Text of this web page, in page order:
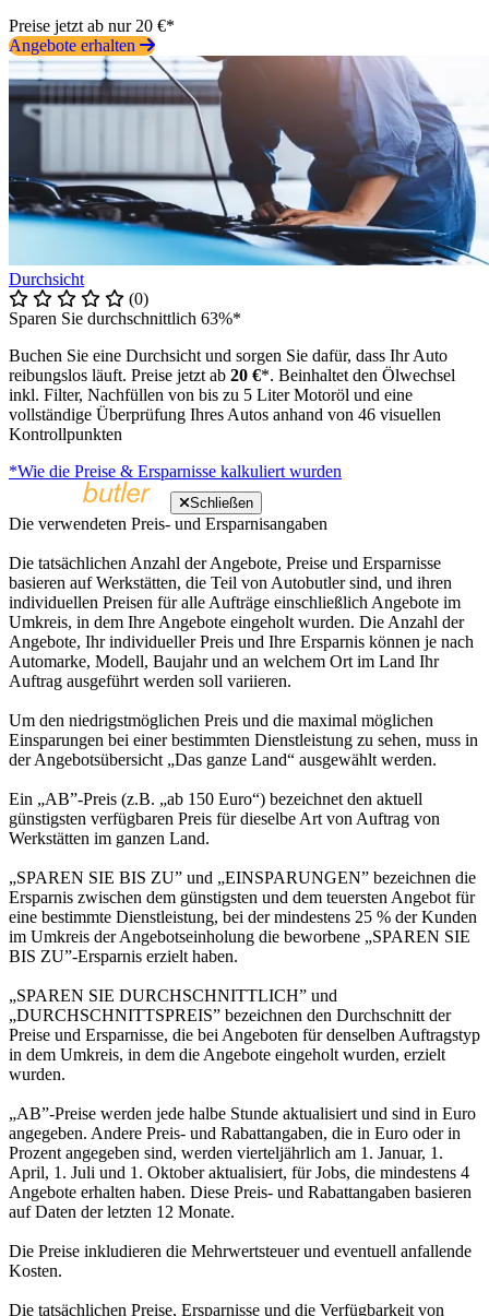
Preise jetzt ab nur 20 €*
Angebote erhalten
Durchsicht
(0)
Sparen Sie durchschnittlich 63%*
Buchen Sie eine Durchsicht und sorgen Sie dafür, dass Ihr Auto
reibungslos läuft. Preise jetzt ab 20 €*. Beinhaltet den Ölwechsel
inkl. Filter, Nachfüllen von bis zu 5 Liter Motoröl und eine
vollständige Überprüfung Ihres Autos anhand von 46 visuellen
Kontrollpunkten
*Wie die Preise & Ersparnisse kalkuliert wurden
Schließen
Die verwendeten Preis- und Ersparnisangaben
Die tatsächlichen Anzahl der Angebote, Preise und Ersparnisse
basieren auf Werkstätten, die Teil von Autobutler sind, und ihren
individuellen Preisen für alle Aufträge einschließlich Angebote im
Umkreis, in dem Ihre Angebote eingeholt wurden. Die Anzahl der
Angebote, Ihr individueller Preis und Ihre Ersparnis können je nach
Automarke, Modell, Baujahr und an welchem Ort im Land Ihr
Auftrag ausgeführt werden soll variieren.
Um den niedrigstmöglichen Preis und die maximal möglichen
Einsparungen bei einer bestimmten Dienstleistung zu sehen, muss in
der Angebotsübersicht „Das ganze Land“ ausgewählt werden.
Ein „AB”-Preis (z.B. „ab 150 Euro“) bezeichnet den aktuell
günstigsten verfügbaren Preis für dieselbe Art von Auftrag von
Werkstätten im ganzen Land.
„SPAREN SIE BIS ZU” und „EINSPARUNGEN” bezeichnen die
Ersparnis zwischen dem günstigsten und dem teuersten Angebot für
eine bestimmte Dienstleistung, bei der mindestens 25 % der Kunden
im Umkreis der Angebotseinholung die beworbene „SPAREN SIE
BIS ZU”-Ersparnis erzielt haben.
„SPAREN SIE DURCHSCHNITTLICH” und
„DURCHSCHNITTSPREIS” bezeichnen den Durchschnitt der
Preise und Ersparnisse, die bei Angeboten für denselben Auftragstyp
in dem Umkreis, in dem die Angebote eingeholt wurden, erzielt
wurden.
„AB”-Preise werden jede halbe Stunde aktualisiert und sind in Euro
angegeben. Andere Preis- und Rabattangaben, die in Euro oder in
Prozent angegeben sind, werden vierteljährlich am 1. Januar, 1.
April, 1. Juli und 1. Oktober aktualisiert, für Jobs, die mindestens 4
Angebote erhalten haben. Diese Preis- und Rabattangaben basieren
auf Daten der letzten 12 Monate.
Die Preise inkludieren die Mehrwertsteuer und eventuell anfallende
Kosten.
Die tatsächlichen Preise, Ersparnisse und die Verfügbarkeit von